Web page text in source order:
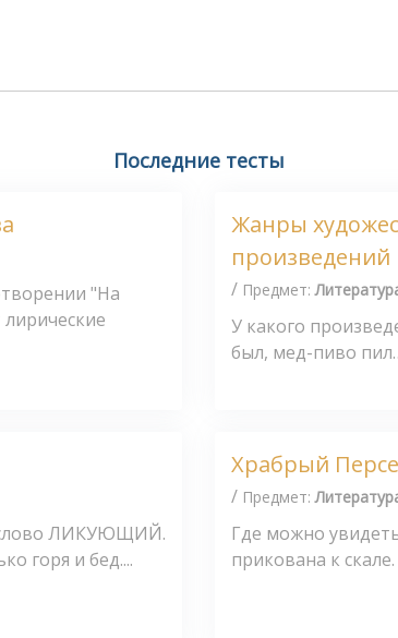
Последние тесты
"На
Жанры
произведений
/ Предмет:
У какого
был, мед-пиво
слово ЛИКУЮЩИЙ.
горя и бед....
Храбрый
/ Предмет:
Где можно
прикована к